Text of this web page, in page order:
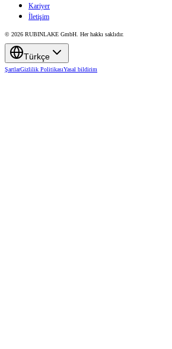
Kariyer
İletişim
© 2026 RUBINLAKE GmbH. Her hakkı saklıdır.
Türkçe
ŞartlarGizlilik PolitikasıYasal bildirim